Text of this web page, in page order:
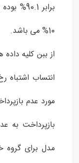
برابر
10% می باشد.
بازپرداخت به